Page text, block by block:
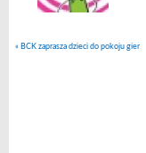
« BCK zaprasza dzieci do pokoju gier